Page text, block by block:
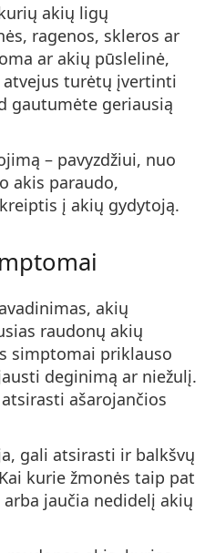
akių ligų
ragenos, skleros ar
ar akių pūslelinė,
turėtų įvertinti
gautumėte geriausią
– pavyzdžiui, nuo
akis paraudo,
į akių gydytoją.
akių
raudonų akių
simptomai priklauso
deginimą ar niežulį.
ašarojančios
gali atsirasti ir balkšvų
kurie žmonės taip pat
jaučia nedidelį akių